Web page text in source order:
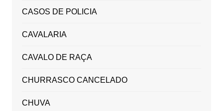
CASOS DE POLICIA
CAVALARIA
CAVALO DE RAÇA
CHURRASCO CANCELADO
CHUVA